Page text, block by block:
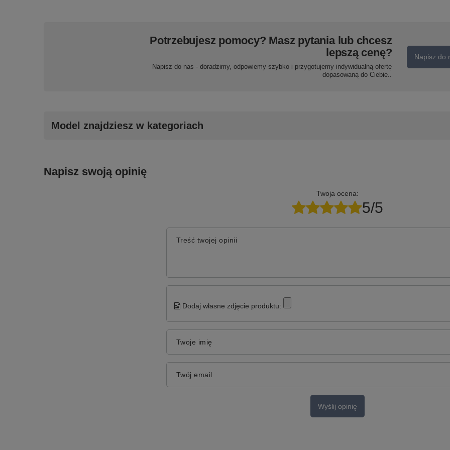
Potrzebujesz pomocy? Masz pytania lub chcesz
lepszą cenę?
Napisz do nas - doradzimy, odpowiemy szybko i przygotujemy indywidualną ofertę
dopasowaną do Ciebie..
Napisz do
Model znajdziesz w kategoriach
Napisz swoją opinię
Twoja ocena:
5/5
Treść twojej opinii
Dodaj własne zdjęcie produktu:
Twoje imię
Twój email
Wyślij opinię